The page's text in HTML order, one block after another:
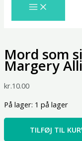
Mord som
Margery
kr.10.00
På lager: 1 på lager
Allingham
TILFØJ TIL